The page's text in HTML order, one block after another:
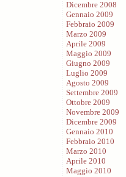
Dicembre 2008
Gennaio 2009
Febbraio 2009
Marzo 2009
Aprile 2009
Maggio 2009
Giugno 2009
Luglio 2009
Agosto 2009
Settembre 2009
Ottobre 2009
Novembre 2009
Dicembre 2009
Gennaio 2010
Febbraio 2010
Marzo 2010
Aprile 2010
Maggio 2010